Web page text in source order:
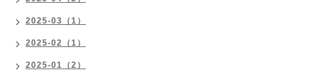
2025-03（1）
2025-02（1）
2025-01（2）